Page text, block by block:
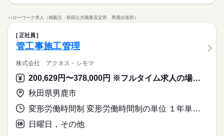
ハローワーク求人（掲載元：秋田公共職業安定所 男鹿出張所）
正社員
管工事施工管理
株式会社 アクネス・シモマ
200,629円〜378,000円 ※フルタイム求人の場合は月額（換算額）、パート求人の場合は時間額を表示しています。
秋田県男鹿市
変形労働時間制 変形労働時間制の単位 １年単位 就業時間１ 8時00分〜17時00分
日曜日，その他